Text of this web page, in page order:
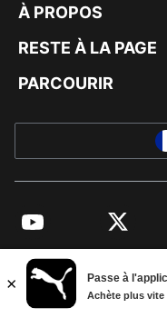
À PROPOS
RESTE À LA PAGE
PARCOURIR
YouTube Twitter
© PUMA